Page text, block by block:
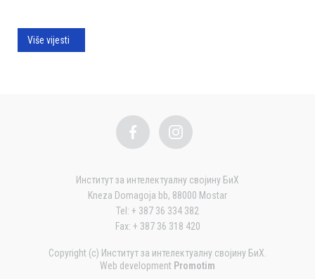
Više vijesti
Институт за интелектуалну својину БиХ
Kneza Domagoja bb, 88000 Mostar
Tel: + 387 36 334 382
Fax: + 387 36 318 420
Copyright (c) Институт за интелектуалну својину БиХ.
Web development Promotim